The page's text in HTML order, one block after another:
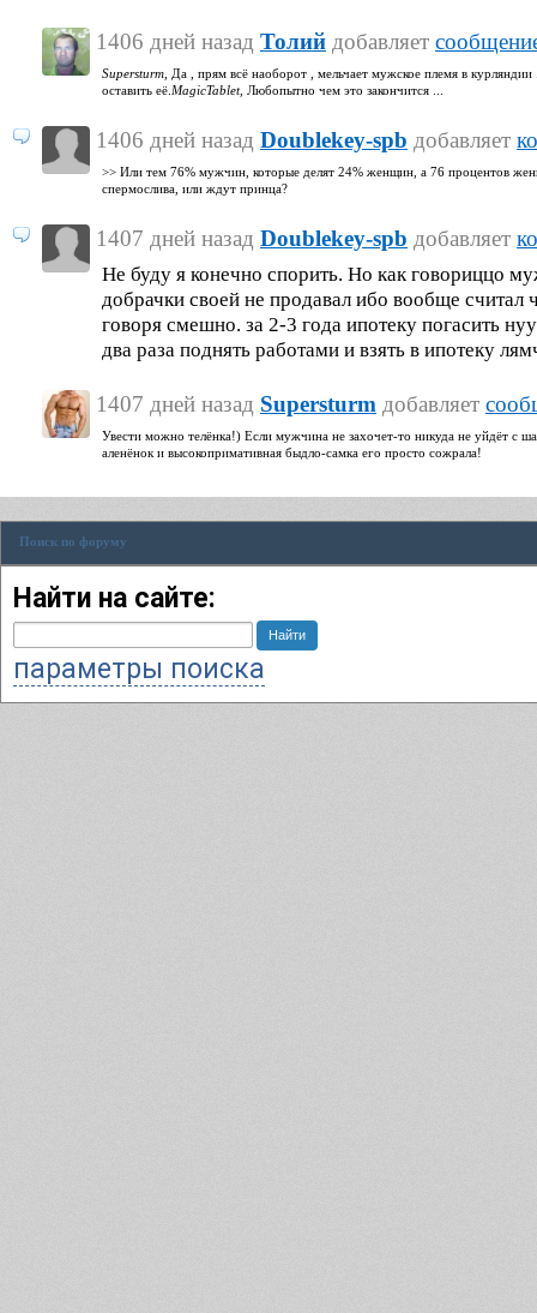
1406 дней назад Толий добавляет
Supersturm, Да , прям всё наоборот , мельчает мужское племя в
оставить её. MagicTablet, Любопытно чем это закончится ...
1406 дней назад Doublekey-spb добавляет
>> Или тем 76% мужчин, которые делят 24% женщин, а 76 процентов
спермослива, или ждут принца?
1407 дней назад Doublekey-spb добавляет
Не буду я конечно спорить. Но как говориццо
добрачки своей не продавал ибо вообще считал
говоря смешно. за 2-3 года ипотеку погасить
два раза поднять работами и взять в ипотеку
1407 дней назад Supersturm добавляет
Увести можно телёнка!) Если мужчина не захочет-то никуда не уйдёт с
аленёнок и высокопримативная быдло-самка его просто сожрала!
Поиск по форуму
Найти на сайте:
параметры поиска